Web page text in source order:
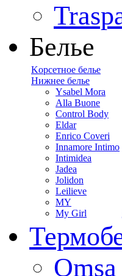
Белье
Kорсетное белье
Нижнее белье
Ysabel Mora
Alla Buone
Control Body
Eldar
Enrico Coveri
Innamore Intimo
Intimidea
Jadea
Jolidon
Leilieve
MY
My Girl
Omsa